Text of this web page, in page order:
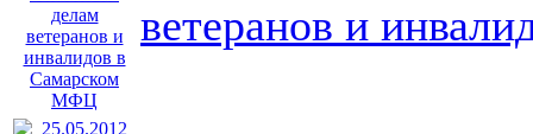
ветеранов и